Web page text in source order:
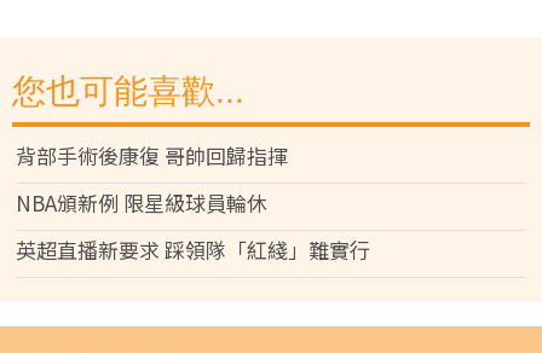
您也可能喜歡...
背部手術後康復 哥帥回歸指揮
NBA頒新例 限星級球員輪休
英超直播新要求 踩領隊「紅綫」難實行